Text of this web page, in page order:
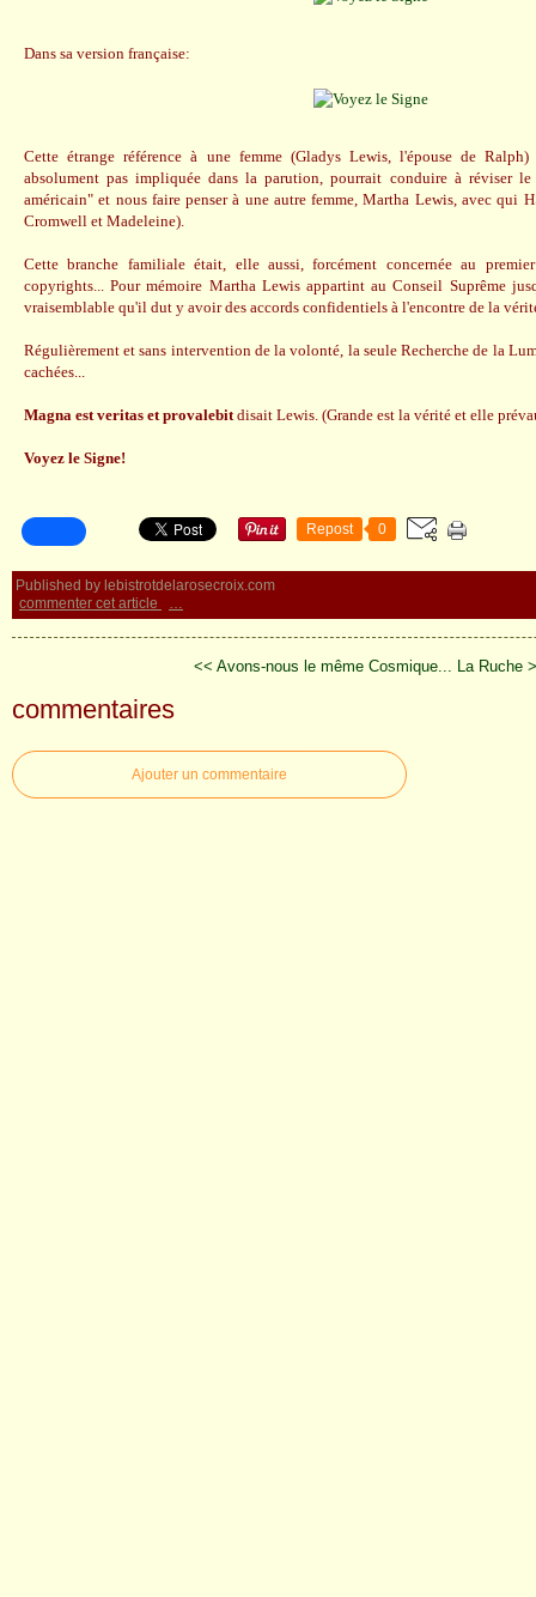
Dans sa version française:
Cette étrange référence à une femme (Gladys Lewis, l'épouse de
absolument pas impliquée dans la parution, pourrait conduire à réviser
américain" et nous faire penser à une autre femme, Martha Lewis, avec qui
Cromwell et Madeleine).
Cette branche familiale était, elle aussi, forcément concernée au
copyrights... Pour mémoire Martha Lewis appartint au Conseil Suprême
vraisemblable qu'il dut y avoir des accords confidentiels à l'encontre de la
Régulièrement et sans intervention de la volonté, la seule Recherche de la
cachées...
Magna est veritas et provalebitdisait Lewis. (Grande est la vérité et elle
Voyez le Signe!
Repost 0
Published by lebistrotdelarosecroix.com
commenter cet article
…
<< Avons-nous le même Cosmique... La Ruche
commentaires
Ajouter un commentaire